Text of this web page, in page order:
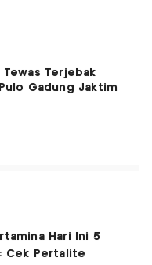
Tewas Terjebak
Gadung Jaktim
Hari Ini 5
Cek Pertalite